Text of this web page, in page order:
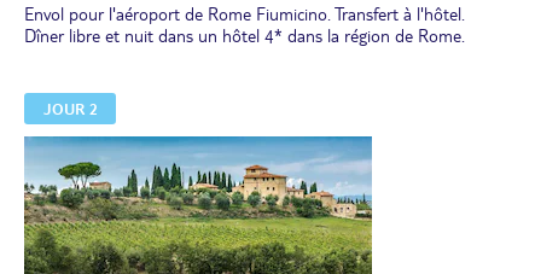
Envol pour l'aéroport de Rome Fiumicino. Transfert à l'hôtel.
Dîner libre et nuit dans un hôtel 4* dans la région de Rome.
JOUR 2